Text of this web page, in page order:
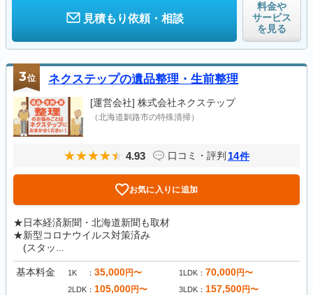
見積もり依頼・相談
料金や
サービス
を見る
3位 ネクステップの遺品整理・生前整理
[運営会社] 株式会社ネクステップ
（北海道釧路市の特殊清掃）
4.93 口コミ・評判 14件
お気に入りに追加
★日本経済新聞・北海道新聞も取材
★新型コロナウイルス対策済み
(スタッ...
基本料金 1K 35,000円〜 1LDK 70,000円〜
2LDK 105,000円〜 3LDK 157,500円〜